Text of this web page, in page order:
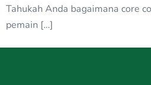
Tahukah Anda bagaimana core
pemain […]